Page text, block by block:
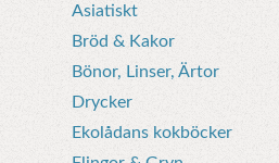
Asiatiskt
Bröd & Kakor
Bönor, Linser, Ärtor
Drycker
Ekolådans kokböcker